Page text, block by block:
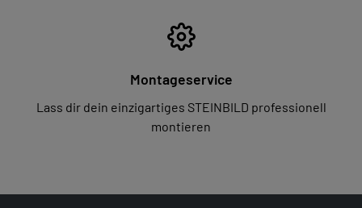
Montageservice
Lass dir dein einzigartiges STEINBILD professionell
montieren